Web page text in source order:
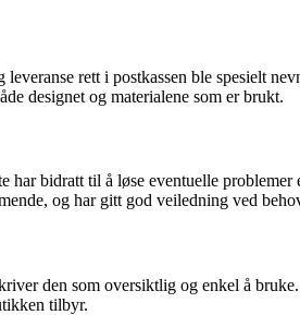
rett i postkassen ble spesielt
designet og materialene som er brukt.
har bidratt til å løse eventuelle problemer
og har gitt god veiledning ved
den som oversiktlig og enkel å bruke.
tilbyr.